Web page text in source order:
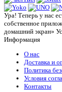
Ура! Теперь у нас
собственное
домашний экран»
Информация
О нас
Доставка и
Политика
Условия
Контакты